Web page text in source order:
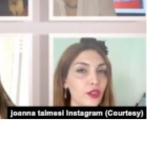
فرهنگ و زندگی
حقوق شهروندی
اقتصادی
علم و فناوری
مستندها
انتخابات ریاست جمهوری
حمله جمهوری اسلامی به
رمز مهسا
دنبال کنید
زبانهای مختلف